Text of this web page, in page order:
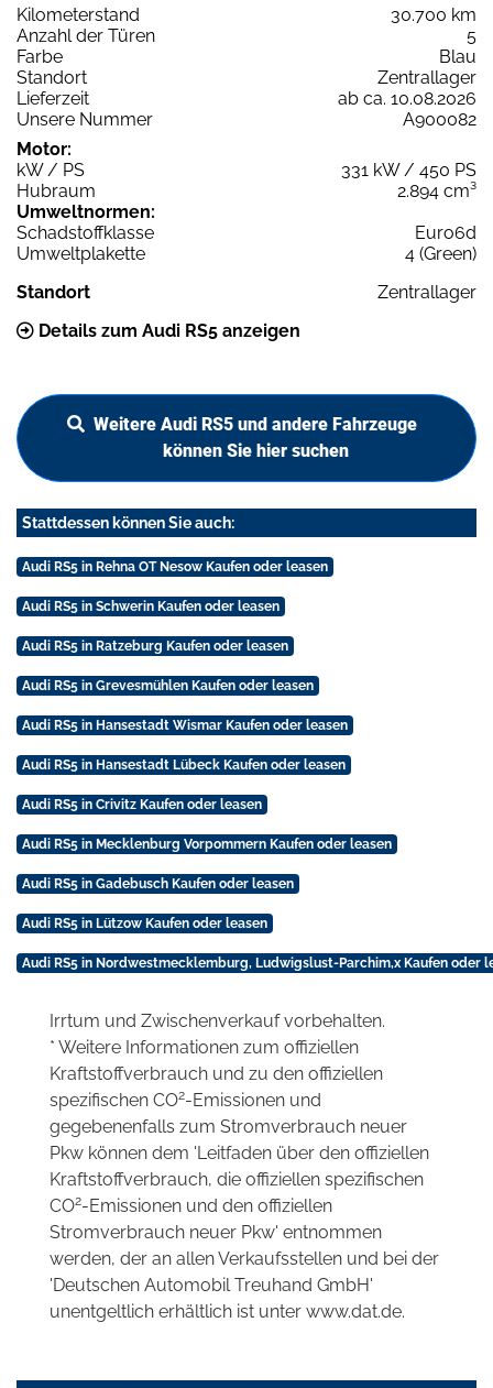
Kilometerstand
30.700 km
Anzahl der Türen
5
Farbe
Blau
Standort
Zentrallager
Lieferzeit
ab ca. 10.08.2026
Unsere Nummer
A900082
Motor:
kW / PS
331 kW / 450 PS
Hubraum
2.894 cm³
Umweltnormen:
Schadstoffklasse
Euro6d
Umweltplakette
4 (Green)
Standort
Zentrallager
Details zum Audi RS5 anzeigen
Weitere Audi RS5 und andere Fahrzeuge
können Sie hier suchen
Stattdessen können Sie auch:
Audi RS5 in Rehna OT Nesow Kaufen oder leasen
Audi RS5 in Schwerin Kaufen oder leasen
Audi RS5 in Ratzeburg Kaufen oder leasen
Audi RS5 in Grevesmühlen Kaufen oder leasen
Audi RS5 in Hansestadt Wismar Kaufen oder leasen
Audi RS5 in Hansestadt Lübeck Kaufen oder leasen
Audi RS5 in Crivitz Kaufen oder leasen
Audi RS5 in Mecklenburg Vorpommern Kaufen oder leasen
Audi RS5 in Gadebusch Kaufen oder leasen
Audi RS5 in Lützow Kaufen oder leasen
Audi RS5 in Nordwestmecklemburg, Ludwigslust-Parchim,x Kaufen oder
Irrtum und Zwischenverkauf vorbehalten.
* Weitere Informationen zum offiziellen
Kraftstoffverbrauch und zu den offiziellen
spezifischen CO2-Emissionen und
gegebenenfalls zum Stromverbrauch neuer
Pkw können dem 'Leitfaden über den offiziellen
Kraftstoffverbrauch, die offiziellen spezifischen
CO2-Emissionen und den offiziellen
Stromverbrauch neuer Pkw' entnommen
werden, der an allen Verkaufsstellen und bei der
'Deutschen Automobil Treuhand GmbH'
unentgeltlich erhältlich ist unter www.dat.de.